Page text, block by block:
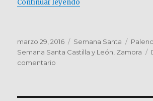
Continuar leyendo
Publicado
el
marzo 29, 2016 Categorías
Semana Santa
Semana Santa Castilla y León, Zamora
comentario